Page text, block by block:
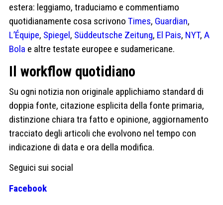
estera: leggiamo, traduciamo e commentiamo
quotidianamente cosa scrivono Times, Guardian,
L’Équipe, Spiegel, Süddeutsche Zeitung, El Pais, NYT, A
Bola e altre testate europee e sudamericane.
Il workflow quotidiano
Su ogni notizia non originale applichiamo standard di
doppia fonte, citazione esplicita della fonte primaria,
distinzione chiara tra fatto e opinione, aggiornamento
tracciato degli articoli che evolvono nel tempo con
indicazione di data e ora della modifica.
Seguici sui social
Facebook